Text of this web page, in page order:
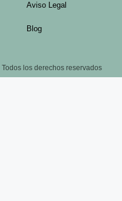
Aviso Legal
Blog
los derechos reservados